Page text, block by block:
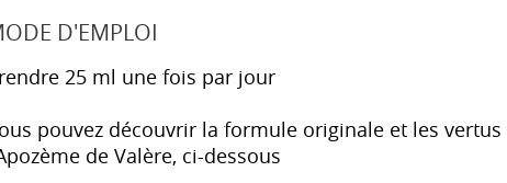
D'EMPLOI
25 ml une fois par jour
pouvez découvrir la formule originale et les
de Valère, ci-dessous